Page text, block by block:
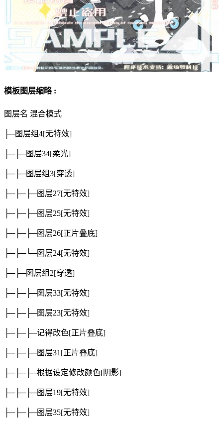
模板图层缩略 :
图层名 混合模式
├─图层组4[无特效]
├─├─图层34[柔光]
├─├─图层组3[穿透]
├─├─├─图层27[无特效]
├─├─├─图层25[无特效]
├─├─├─图层26[正片叠底]
├─├─└─图层24[无特效]
├─├─图层组2[穿透]
├─├─├─图层33[无特效]
├─├─├─图层23[无特效]
├─├─├─记得改色[正片叠底]
├─├─├─图层31 [正片叠底]
├─├─├─根据设定修改颜色[阴影]
├─├─├─图层19[无特效]
├─├─├─图层35[无特效]